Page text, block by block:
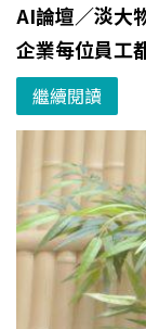
AI論壇／淡大
企業每位員工
繼續閱讀